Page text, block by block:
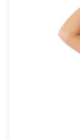
סיני
מכאבי ראש
בלונדון,
אסף מידע